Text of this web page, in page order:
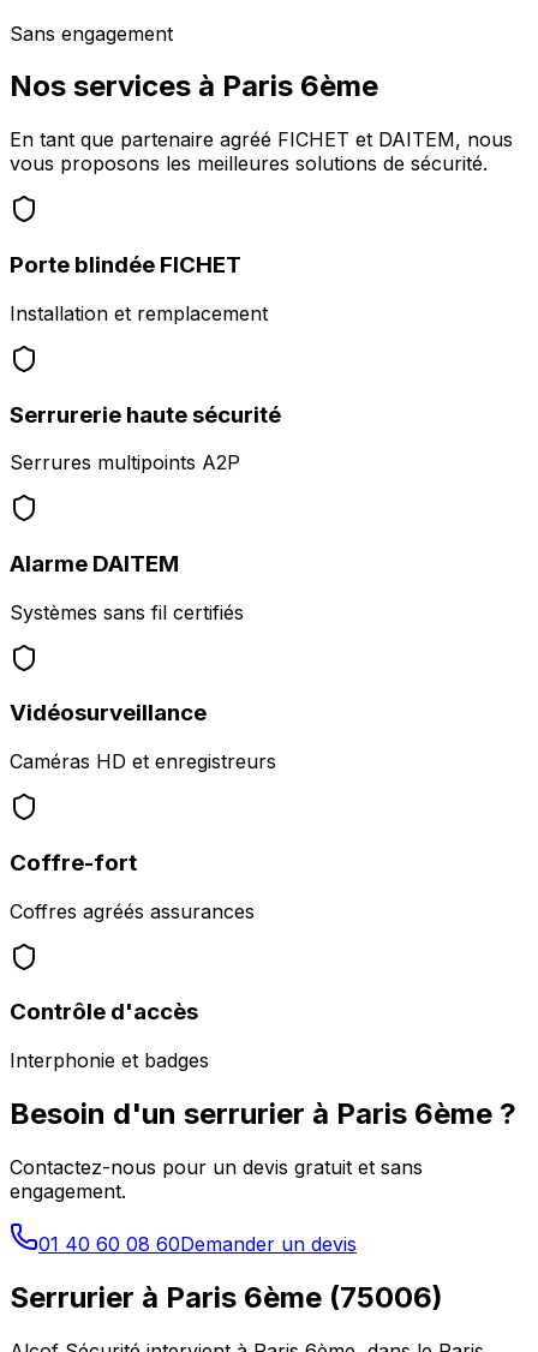
Sans engagement
Nos services à Paris 6ème
En tant que partenaire agréé FICHET et DAITEM, nous
vous proposons les meilleures solutions de sécurité.
Porte blindée FICHET
Installation et remplacement
Serrurerie haute sécurité
Serrures multipoints A2P
Alarme DAITEM
Systèmes sans fil certifiés
Vidéosurveillance
Caméras HD et enregistreurs
Coffre-fort
Coffres agréés assurances
Contrôle d'accès
Interphonie et badges
Besoin d'un serrurier à Paris 6ème ?
Contactez-nous pour un devis gratuit et sans
engagement.
01 40 60 08 60Demander un devis
Serrurier à Paris 6ème (75006)